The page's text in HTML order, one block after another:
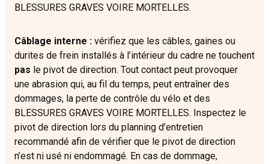
BLESSURES GRAVES VOIRE MORTELLES.
Câblage interne : vérifiez que les câbles, gaines ou
durites de frein installés à l’intérieur du cadre ne touchent
pas le pivot de direction. Tout contact peut provoquer
une abrasion qui, au fil du temps, peut entraîner des
dommages, la perte de contrôle du vélo et des
BLESSURES GRAVES VOIRE MORTELLES. Inspectez le
pivot de direction lors du planning d’entretien
recommandé afin de vérifier que le pivot de direction
n’est ni usé ni endommagé. En cas de dommage,